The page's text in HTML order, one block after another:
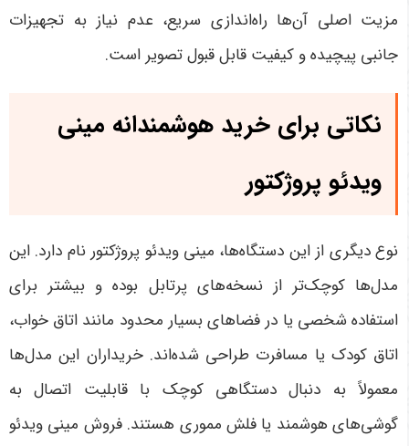
مزیت اصلی آن‌ها راه‌اندازی سریع، عدم نیاز به تجهیزات
جانبی پیچیده و کیفیت قابل قبول تصویر است.
نکاتی برای خرید هوشمندانه مینی
ویدئو پروژکتور
نوع دیگری از این دستگاه‌ها، مینی ویدئو پروژکتور نام دارد. این
مدل‌ها کوچک‌تر از نسخه‌های پرتابل بوده و بیشتر برای
استفاده شخصی یا در فضاهای بسیار محدود مانند اتاق خواب،
اتاق کودک یا مسافرت طراحی شده‌اند. خریداران این مدل‌ها
معمولاً به دنبال دستگاهی کوچک با قابلیت اتصال به
گوشی‌های هوشمند یا فلش مموری هستند. فروش مینی ویدئو